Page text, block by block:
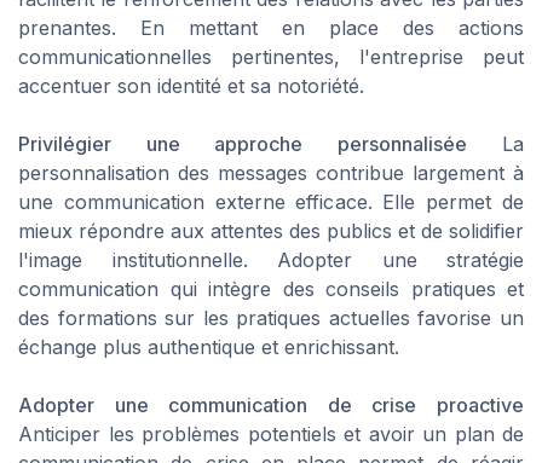
prenantes. En mettant en place des actions
communicationnelles pertinentes, l'entreprise peut
accentuer son identité et sa notoriété.
Privilégier une approche personnalisée La
personnalisation des messages contribue largement à
une communication externe efficace. Elle permet de
mieux répondre aux attentes des publics et de solidifier
l'image institutionnelle. Adopter une stratégie
communication qui intègre des conseils pratiques et
des formations sur les pratiques actuelles favorise un
échange plus authentique et enrichissant.
Adopter une communication de crise proactive
Anticiper les problèmes potentiels et avoir un plan de